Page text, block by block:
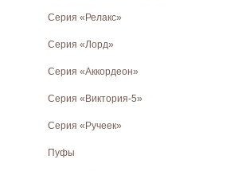
Серия «Релакс»
Серия «Лорд»
Серия «Аккордеон»
Серия «Виктория-5»
Серия «Ручеек»
Пуфы